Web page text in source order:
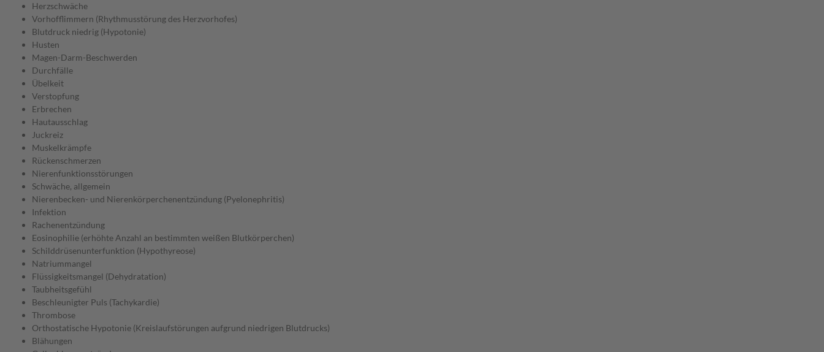
Herzschwäche
Vorhofflimmern (Rhythmusstörung des Herzvorhofes)
Blutdruck niedrig (Hypotonie)
Husten
Magen-Darm-Beschwerden
Durchfälle
Übelkeit
Verstopfung
Erbrechen
Hautausschlag
Juckreiz
Muskelkrämpfe
Rückenschmerzen
Nierenfunktionsstörungen
Schwäche, allgemein
Nierenbecken- und Nierenkörperchenentzündung (Pyelonephritis)
Infektion
Rachenentzündung
Eosinophilie (erhöhte Anzahl an bestimmten weißen Blutkörperchen)
Schilddrüsenunterfunktion (Hypothyreose)
Natriummangel
Flüssigkeitsmangel (Dehydratation)
Taubheitsgefühl
Beschleunigter Puls (Tachykardie)
Thrombose
Orthostatische Hypotonie (Kreislaufstörungen aufgrund niedrigen Blutdrucks)
Blähungen